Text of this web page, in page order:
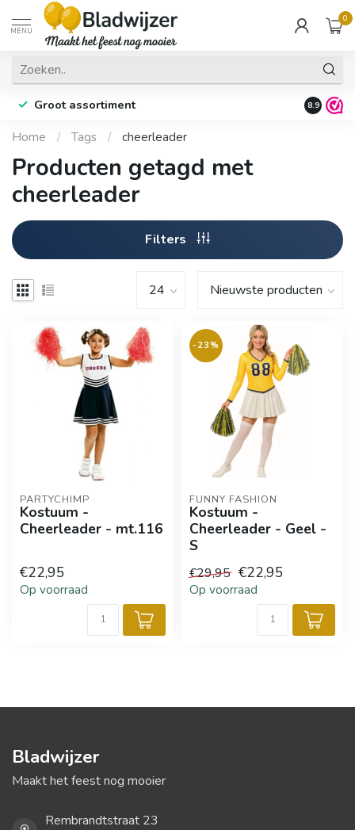
MENU
0
Groot assortiment Fysieke
8.9
Home / Tags / cheerleader
Producten getagd met
cheerleader
Filters
PARTYCHIMP
Kostuum -
Cheerleader - mt.116
€22,95
Op voorraad
-23%
FUNNY FASHION
Kostuum -
Cheerleader - Geel -
S
€29,95 €22,95
Op voorraad
Bladwijzer
Maakt het feest nog mooier
Rembrandtstraat 23